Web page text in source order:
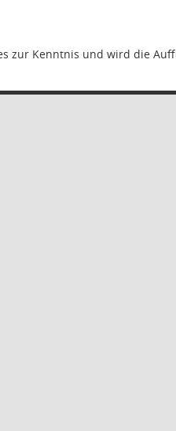
zur Kenntnis und wird die